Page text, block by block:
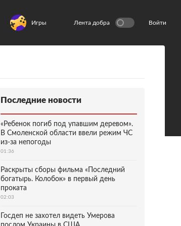
Игры Лента добра Войти
Последние новости
«Ребенок погиб под упавшим деревом».
В Смоленской области ввели режим ЧС
из-за непогоды
01:36
Раскрыты сборы фильма «Последний
богатырь. Колобок» в первый день
проката
02:03
Госдеп не захотел видеть Умерова